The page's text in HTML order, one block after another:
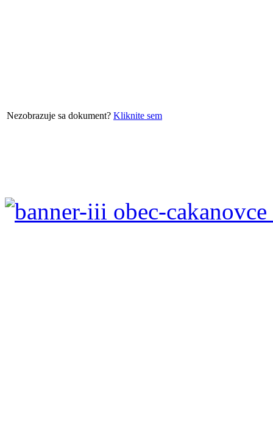
Nezobrazuje sa dokument? Kliknite sem